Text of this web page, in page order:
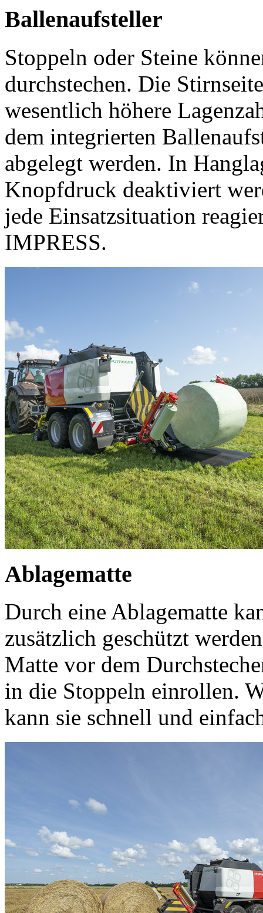
Ballenaufsteller
Stoppeln oder Steine
durchstechen. Die
wesentlich höhere
dem integrierten
abgelegt werden. In
Knopfdruck deaktiviert
jede Einsatzsituation
IMPRESS.
Ablagematte
Durch eine Ablagematte
zusätzlich geschützt
Matte vor dem
in die Stoppeln einrollen.
kann sie schnell und